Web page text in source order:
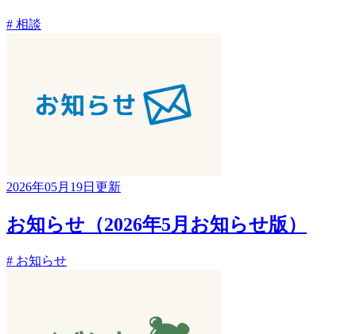
# 相談
2026年05月19日更新
お知らせ（2026年5月お知らせ版）
# お知らせ